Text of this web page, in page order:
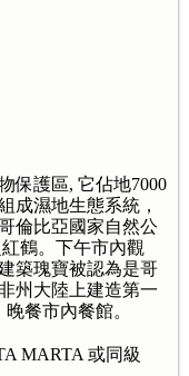
保護區, 它佔地7000
成濕地生態系統，
倫比亞國家自然公
鶴。下午市內觀
築瑰寶被認為是哥
州大陸上建造第一
餐市內餐館。
MARTA 或同級